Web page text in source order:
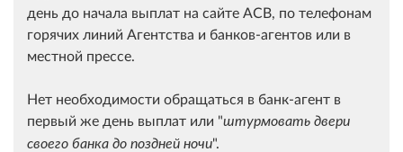
день до начала выплат на сайте АСВ, по телефонам
горячих линий Агентства и банков-агентов или в
местной прессе.
Нет необходимости обращаться в банк-агент в
первый же день выплат или "штурмовать двери
своего банка до поздней ночи".